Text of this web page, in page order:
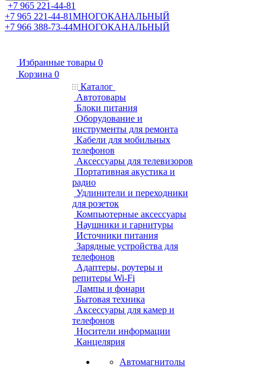
+7 965 221-44-81
+7 965 221-44-81МНОГОКАНАЛЬНЫЙ
+7 966 388-73-44МНОГОКАНАЛЬНЫЙ
Избранные товары 0
Корзина 0
Каталог
Автотовары
Блоки питания
Оборудование и
инструменты для ремонта
Кабели для мобильных
телефонов
Аксессуары для телевизоров
Портативная акустика и
радио
Удлинители и переходники
для розеток
Компьютерные аксессуары
Наушники и гарнитуры
Источники питания
Зарядные устройства для
телефонов
Адаптеры, роутеры и
репитеры Wi-Fi
Лампы и фонари
Бытовая техника
Аксессуары для камер и
телефонов
Носители информации
Канцелярия
Автомагнитолы